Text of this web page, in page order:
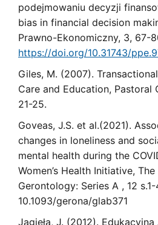
podejmowaniu decyzji
bias in financial decision
Prawno-Ekonomiczny, 3, 67-
https://doi.org/10.31743/
Giles, M. (2007).
Care and Education, Pastoral
21-25.
Goveas, J.S. et al.(2021).
changes in loneliness and
mental health during the
Women’s Health Initiative,
Gerontology: Series A , 12 s.1-
10.1093/gerona/glab371
Jagieła, J. (2012). Edukacyjna